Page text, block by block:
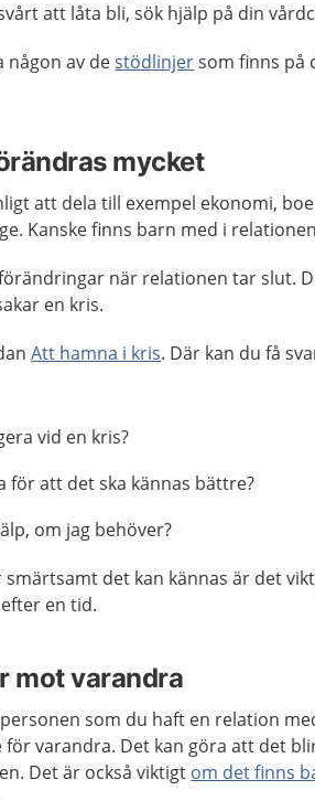
att låta bli, sök hjälp på din
någon av destödlinjersom finns på
mycket
att dela till exempel ekonomi,
Kanske finns barn med i
när relationen tar slut.
en kris.
Att hamna i kris. Där kan du få
vid en kris?
för att det ska kännas bättre?
om jag behöver?
det kan kännas är det
en tid.
mot varandra
som du haft en relation
för varandra. Det kan göra att det
Det är också viktigt om det finns